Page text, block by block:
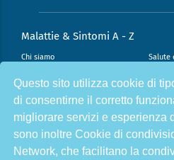
Questo sito utilizza cookie di
di consentirne il corretto
migliorare servizi e esperienza
sono inoltre Cookie di
Network, che facilitano la
Malattie & Sintomi A - Z
Chi siamo Salute
Infiammazione e Allergia
Nutrizione e Stili di vita Sport
Cookie Policy